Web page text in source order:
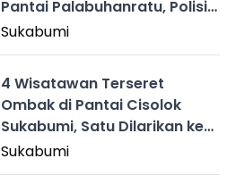
Pantai Palabuhanratu, Polisi
Terapkan One Way
Sukabumi
4 Wisatawan Terseret
Ombak di Pantai Cisolok
Sukabumi, Satu Dilarikan ke
Puskesmas
Sukabumi